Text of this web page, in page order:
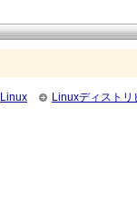
Linux Linuxディストリ